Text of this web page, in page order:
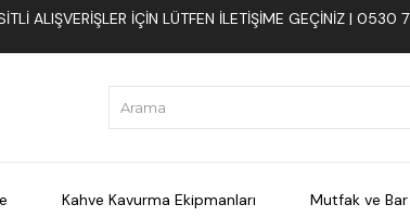
ALIŞVERIŞLER İÇIN LÜTFEN ILETIŞIME GEÇINIZ |
Kahve Kavurma Ekipmanları Mutfak ve Bar